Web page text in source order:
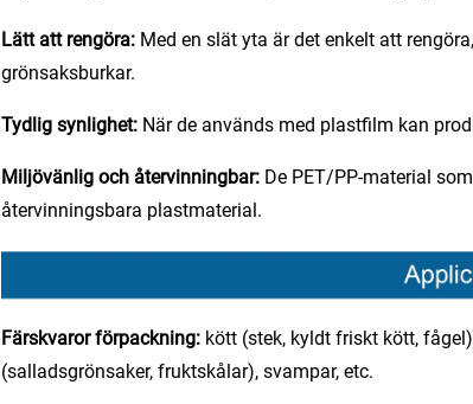
Lätt att rengöra: Med en slät yta är det enkelt att
grönsaksburkar.
Tydlig synlighet: När de används med plastfilm kan
Miljövänlig och återvinningbar: De PET/PP-material
återvinningsbara plastmaterial.
Färskvaror förpackning: kött (stek, kyldt friskt kött,
(salladsgrönsaker, fruktskålar), svampar, etc.